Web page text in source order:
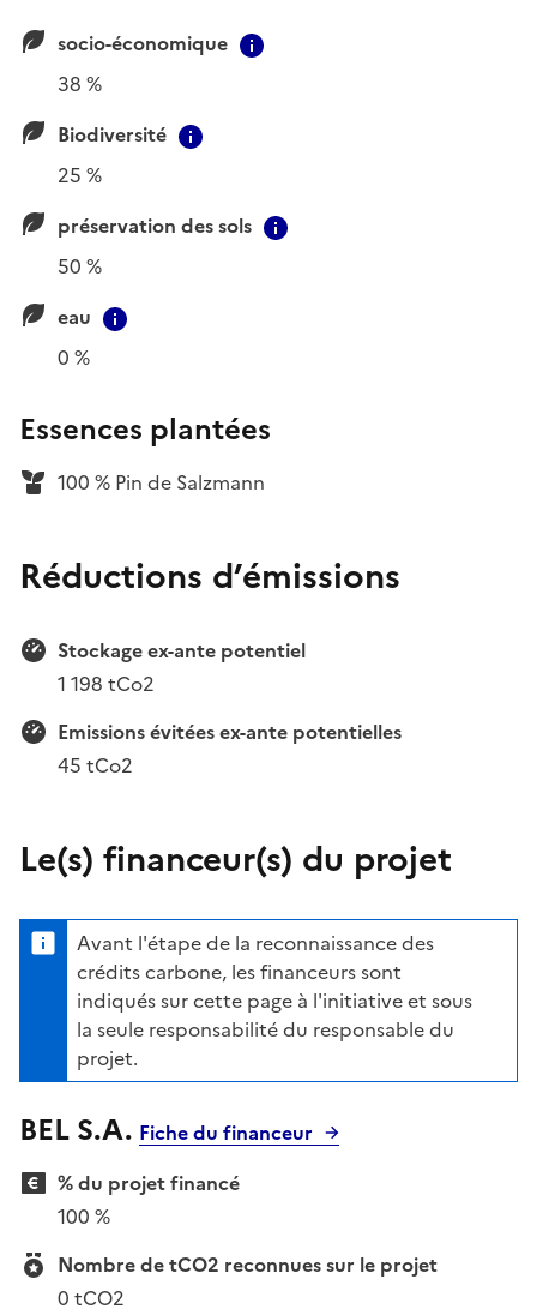
socio-économique
38 %
Biodiversité
25 %
préservation des sols
50 %
eau
0 %
Essences plantées
100 % Pin de Salzmann
Réductions d’émissions
Stockage ex-ante potentiel
1 198 tCo2
Emissions évitées ex-ante potentielles
45 tCo2
Le(s) financeur(s) du projet
Avant l'étape de la reconnaissance des
crédits carbone, les financeurs sont
indiqués sur cette page à l'initiative et sous
la seule responsabilité du responsable du
projet.
BEL S.A. Fiche du financeur
% du projet financé
100 %
Nombre de tCO2 reconnues sur le projet
0 tCO2